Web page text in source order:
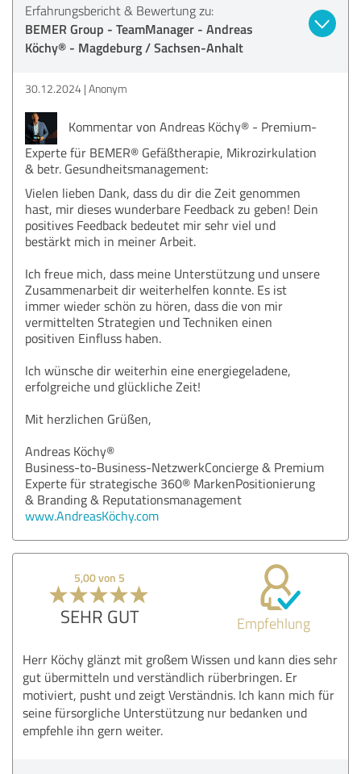
Erfahrungsbericht & Bewertung zu:
BEMER Group - TeamManager - Andreas
Köchy® - Magdeburg / Sachsen-Anhalt
30.12.2024 Anonym
Kommentar von Andreas Köchy® - Premium-
Experte für BEMER® Gefäßtherapie, Mikrozirkulation
& betr. Gesundheitsmanagement:
Vielen lieben Dank, dass du dir die Zeit genommen
hast, mir dieses wunderbare Feedback zu geben! Dein
positives Feedback bedeutet mir sehr viel und
bestärkt mich in meiner Arbeit.
Ich freue mich, dass meine Unterstützung und unsere
Zusammenarbeit dir weiterhelfen konnte. Es ist
immer wieder schön zu hören, dass die von mir
vermittelten Strategien und Techniken einen
positiven Einfluss haben.
Ich wünsche dir weiterhin eine energiegeladene,
erfolgreiche und glückliche Zeit!
Mit herzlichen Grüßen,
Andreas Köchy®
Business-to-Business-NetzwerkConcierge & Premium
Experte für strategische 360® MarkenPositionierung
& Branding & Reputationsmanagement
www.AndreasKöchy.com
5,00 von 5
SEHR GUT Empfehlung
Herr Köchy glänzt mit großem Wissen und kann dies sehr
gut übermitteln und verständlich rüberbringen. Er
motiviert, pusht und zeigt Verständnis. Ich kann mich für
seine fürsorgliche Unterstützung nur bedanken und
empfehle ihn gern weiter.